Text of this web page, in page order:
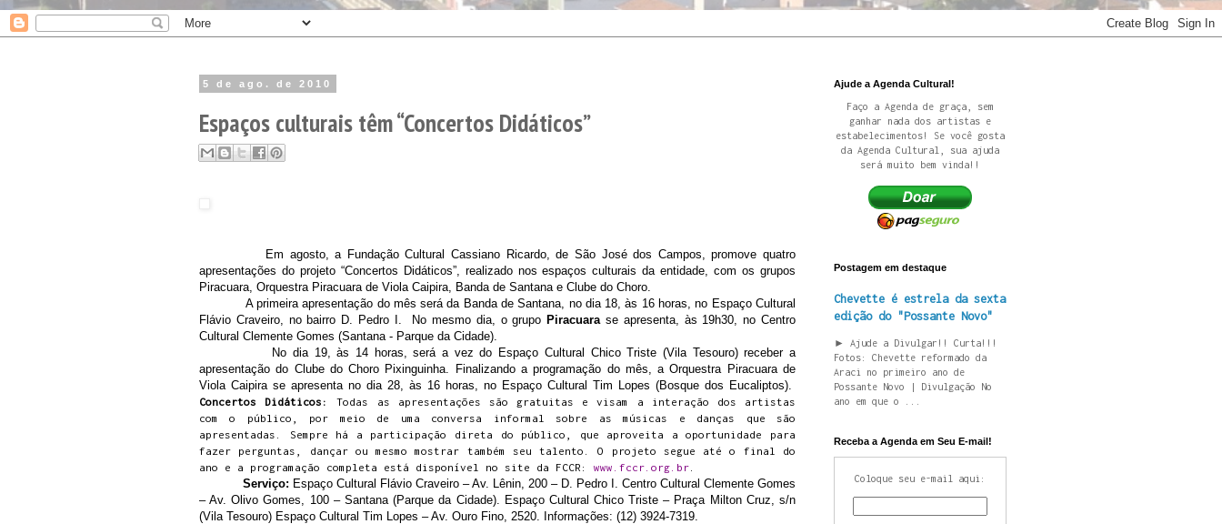
5 de ago. de 2010
Espaços culturais têm “Concertos Didáticos”
Em agosto, a Fundação Cultural Cassiano Ricardo, de São José dos Campos, promove quatro
apresentações do projeto “Concertos Didáticos”, realizado nos espaços culturais da entidade, com os grupos
Piracuara, Orquestra Piracuara de Viola Caipira, Banda de Santana e Clube do Choro.
A primeira apresentação do mês será da Banda de Santana, no dia 18, às 16 horas, no Espaço Cultural
Flávio Craveiro, no bairro D. Pedro I. No mesmo dia, o grupo Piracuara se apresenta, às 19h30, no Centro
Cultural Clemente Gomes (Santana - Parque da Cidade).
No dia 19, às 14 horas, será a vez do Espaço Cultural Chico Triste (Vila Tesouro) receber a
apresentação do Clube do Choro Pixinguinha. Finalizando a programação do mês, a Orquestra Piracuara de
Viola Caipira se apresenta no dia 28, às 16 horas, no Espaço Cultural Tim Lopes (Bosque dos Eucaliptos).
Concertos Didáticos:Todas as apresentações são gratuitas e visam a interação dos artistas
com o público, por meio de uma conversa informal sobre as músicas e danças que são
apresentadas. Sempre há a participação direta do público, que aproveita a oportunidade para
fazer perguntas, dançar ou mesmo mostrar também seu talento. O projeto segue até o final do
ano e a programação completa está disponível no site da FCCR: www.fccr.org.br
Serviço: Espaço Cultural Flávio Craveiro – Av. Lênin, 200 – D. Pedro I. Centro Cultural Clemente Gomes
– Av. Olivo Gomes, 100 – Santana (Parque da Cidade). Espaço Cultural Chico Triste – Praça Milton Cruz, s/n
(Vila Tesouro) Espaço Cultural Tim Lopes – Av. Ouro Fino, 2520. Informações: (12) 3924-7319.
Ajude a Agenda Cultural!
Faço a Agenda de graça, sem
ganhar nada dos artistas e
estabelecimentos! Se você gosta
da Agenda Cultural, sua ajuda
será muito bem vinda!!
Postagem em destaque
Chevette é estrela da sexta
edição do "Possante Novo"
► Ajude a Divulgar!! Curta!!!
Fotos: Chevette reformado da
Araci no primeiro ano de
Possante Novo | Divulgação No
ano em que o ...
Receba a Agenda em Seu E-mail!
Coloque seu e-mail aqui: